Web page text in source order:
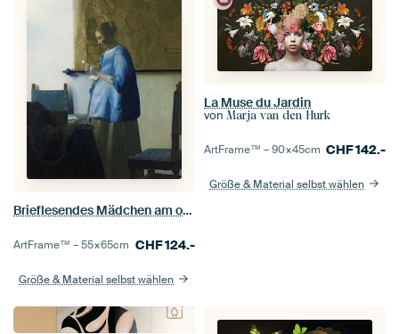
Brieflesendes Mädchen am offenen Fenster - Johannes Vermeer
ArtFrame™ –55×65cm CHF124.-
Größe & Material selbst wählen
La Muse du Jardin
von Marja van den Hurk
ArtFrame™ –90×45cm CHF142.-
Größe & Material selbst wählen